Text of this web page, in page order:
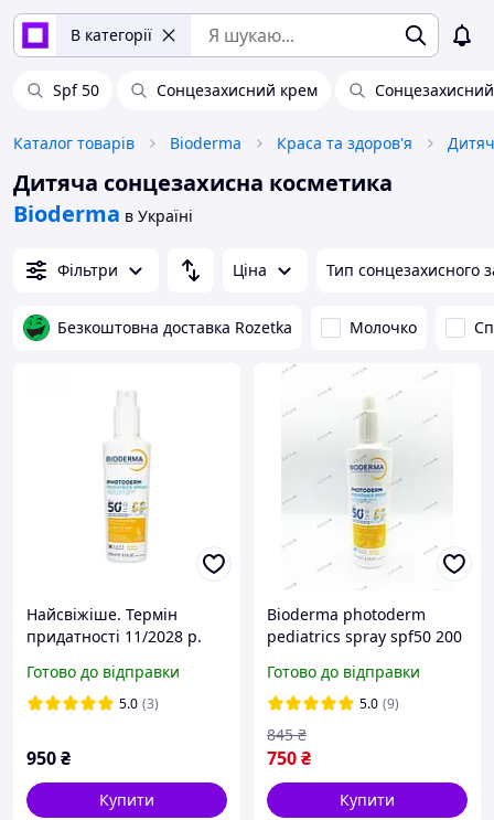
В категорії
Spf 50 Сонцезахисний крем
Каталог товарів Bioderma Краса та здоров'я
Дитяча сонцезахисна косметика
Bioderma в Україні
Фільтри Ціна Тип сонцезахисного
Безкоштовна доставка Rozetka Молочко
Найсвіжіше. Термін
придатності 11/2028 р.
спрей для дітей Bioderma
Photoderm Pediatrics
Готово до відправки
5.0 (3)
950₴
Купити
Bioderma photoderm
pediatrics spray spf50 200
Готово до відправки
5.0 (9)
750₴
845 ₴
Купити